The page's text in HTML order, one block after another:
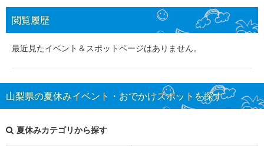
閲覧履歴
最近見たイベント＆スポットページはありません。
山梨県の夏休みイベント・おでかけスポットを探す
夏休みカテゴリから探す